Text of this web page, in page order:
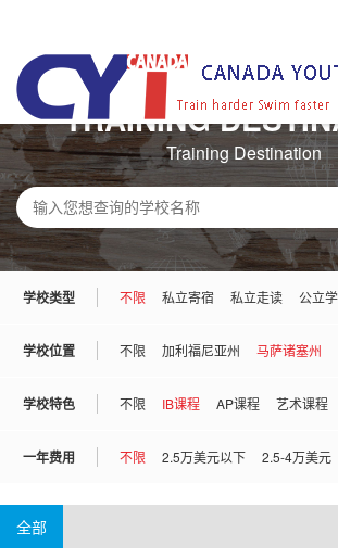
TRAINING
Training Destination
学校类型 不限 私立寄宿 私立走读
公立
学校位置 不限 加利福尼亚州 马萨诸塞州
俄勒冈州
俄克拉荷马州 犹他州
学校特色 不限 IB课程 AP课程 艺术课程
一年费用 不限 2.5万美元以下
2.5-4万美元
全部